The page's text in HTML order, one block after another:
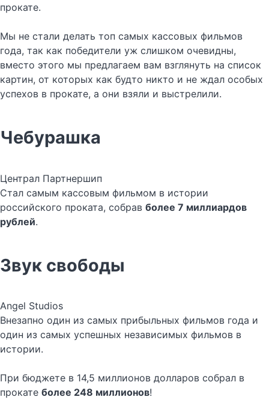
прокате.
Мы не стали делать топ самых кассовых фильмов
года, так как победители уж слишком очевидны,
вместо этого мы предлагаем вам взглянуть на список
картин, от которых как будто никто и не ждал особых
успехов в прокате, а они взяли и выстрелили.
Чебурашка
Централ Партнершип
Стал самым кассовым фильмом в истории
российского проката, собрав более 7 миллиардов
рублей.
Звук свободы
Angel Studios
Внезапно один из самых прибыльных фильмов года и
один из самых успешных независимых фильмов в
истории.
При бюджете в 14,5 миллионов долларов собрал в
прокате более 248 миллионов!